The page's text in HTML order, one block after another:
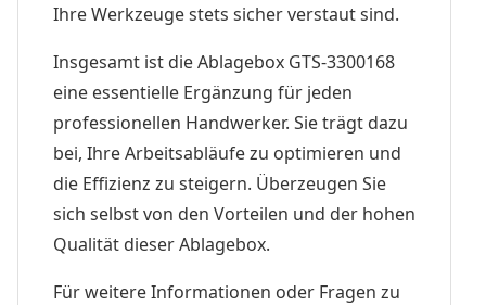
Ihre Werkzeuge stets sicher verstaut sind.
Insgesamt ist die Ablagebox GTS-3300168
eine essentielle Ergänzung für jeden
professionellen Handwerker. Sie trägt dazu
bei, Ihre Arbeitsabläufe zu optimieren und
die Effizienz zu steigern. Überzeugen Sie
sich selbst von den Vorteilen und der hohen
Qualität dieser Ablagebox.
Für weitere Informationen oder Fragen zu